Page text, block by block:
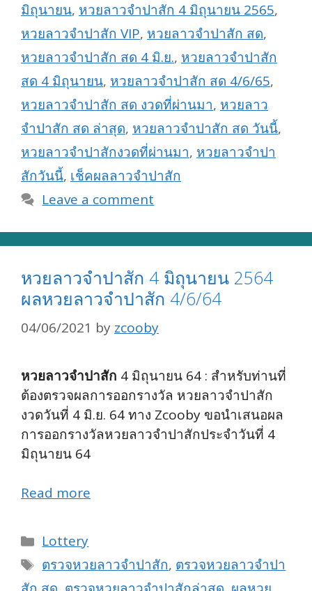
มิถุนายน, หวยลาวจำปาสัก 4 มิถุนายน 2565,
หวยลาวจำปาสัก VIP, หวยลาวจำปาสัก สด,
หวยลาวจำปาสัก สด 4 มิ.ย., หวยลาวจำปาสัก
สด 4 มิถุนายน, หวยลาวจำปาสัก สด 4/6/65,
หวยลาวจำปาสัก สด งวดที่ผ่านมา, หวยลาว
จำปาสัก สด ล่าสุด, หวยลาวจำปาสัก สด วันนี้,
หวยลาวจำปาสักงวดที่ผ่านมา, หวยลาวจำปา
สักวันนี้, เช็คผลลาวจำปาสัก
Leave a comment
หวยลาวจำปาสัก 4 มิถุนายน 2564
ผลหวยลาวจำปาสัก 4/6/64
04/06/2021 by zcooby
หวยลาวจำปาสัก 4 มิถุนายน 64 : สำหรับท่านที่
ต้องตรวจผลการออกรางวัล หวยลาวจำปาสัก
งวดวันที่ 4 มิ.ย. 64 ทาง Zcooby ขอนำเสนอผล
การออกรางวัลหวยลาวจำปาสักประจำวันที่ 4
มิถุนายน 64
Read more
Categories
Lottery
Tags
ตรวจหวยลาวจำปาสัก, ตรวจหวยลาวจำปา